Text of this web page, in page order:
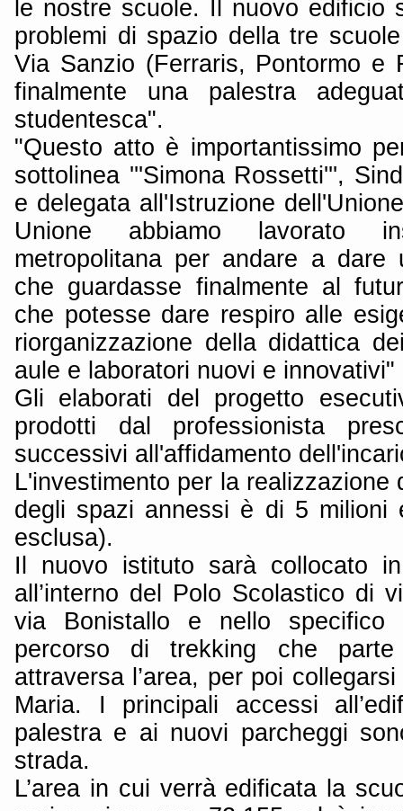
le nostre scuole. Il nuovo edificio
problemi di spazio della tre
Via Sanzio (Ferraris, Pontormo e
finalmente una palestra
studentesca".
"Questo atto è importantissimo
sottolinea '''Simona Rossetti''',
e delegata all'Istruzione
Unione abbiamo lavorato
metropolitana per andare a dare
che guardasse finalmente al
che potesse dare respiro alle
riorganizzazione della didattica
aule e laboratori nuovi e innovativi"
Gli elaborati del progetto
prodotti dal professionista
successivi all'affidamento
L'investimento per la realizzazione
degli spazi annessi è di 5 milioni
esclusa).
Il nuovo istituto sarà collocato in
all’interno del Polo Scolastico di
via Bonistallo e nello
percorso di trekking che
attraversa l’area, per poi
Maria. I principali accessi
palestra e ai nuovi parcheggi
strada.
L’area in cui verrà edificata la